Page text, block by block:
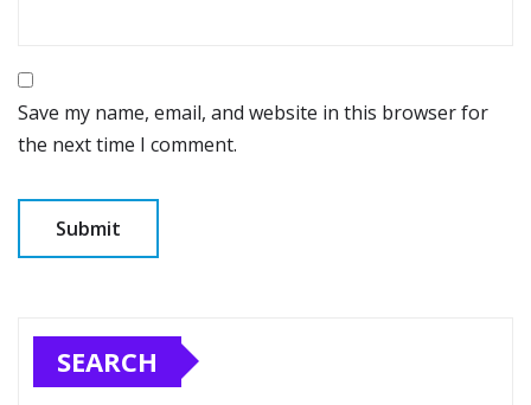
Save my name, email, and website in this browser for
the next time I comment.
SEARCH